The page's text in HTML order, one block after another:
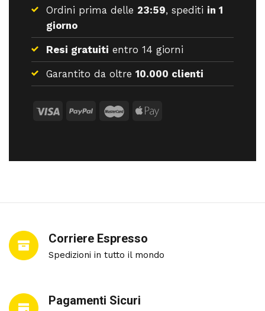
Ordini prima delle 23:59, spediti in 1
giorno
Resi gratuiti entro 14 giorni
Garantito da oltre 10.000 clienti
Corriere Espresso
Spedizioni in tutto il mondo
Pagamenti Sicuri